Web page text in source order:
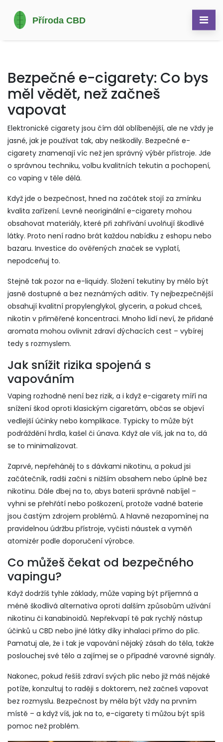
Bezpečné e-cigarety: Co bys
měl vědět, než začneš
vapovat
Elektronické cigarety jsou čím dál oblíbenější, ale ne vždy je
jasné, jak je používat tak, aby neškodily. Bezpečné e-
cigarety znamenají víc než jen správný výběr přístroje. Jde
o správnou techniku, volbu kvalitních tekutin a pochopení,
co vaping v těle dělá.
Když jde o bezpečnost, hned na začátek stojí za zmínku
kvalita zařízení. Levné neoriginální e-cigarety mohou
obsahovat materiály, které při zahřívání uvolňují škodlivé
látky. Proto není radno brát každou nabídku z eshopu nebo
bazaru. Investice do ověřených značek se vyplatí,
nepodceňuj to.
Stejně tak pozor na e-liquidy. Složení tekutiny by mělo být
jasně dostupné a bez neznámých aditiv. Ty nejbezpečnější
obsahují kvalitní propylenglykol, glycerin, a pokud chceš,
nikotin v přiměřené koncentraci. Mnoho lidí neví, že přidané
aromata mohou ovlivnit zdraví dýchacích cest – vybírej
tedy s rozmyslem.
Jak snížit rizika spojená s
vapováním
Vaping rozhodně není bez rizik, a i když e-cigarety míří na
snížení škod oproti klasickým cigaretám, občas se objeví
vedlejší účinky nebo komplikace. Typicky to může být
podráždění hrdla, kašel či únava. Když ale víš, jak na to, dá
se to minimalizovat.
Zaprvé, nepřeháněj to s dávkami nikotinu, a pokud jsi
začátečník, radši začni s nižším obsahem nebo úplně bez
nikotinu. Dále dbej na to, abys baterii správně nabíjel –
vyhni se přehřátí nebo poškození, protože vadné baterie
jsou častým zdrojem problémů. A hlavně nezapomínej na
pravidelnou údržbu přístroje, vyčisti náustek a vyměň
atomizér podle doporučení výrobce.
Co můžeš čekat od bezpečného
vapingu?
Když dodržíš tyhle základy, může vaping být příjemná a
méně škodlivá alternativa oproti dalším způsobům užívání
nikotinu či kanabinoidů. Nepřekvapí tě pak rychlý nástup
účinků u CBD nebo jiné látky díky inhalaci přímo do plic.
Pamatuj ale, že i tak je vapování nějaký zásah do těla, takže
poslouchej své tělo a zajímej se o případné varovné signály.
Nakonec, pokud řešíš zdraví svých plic nebo již máš nějaké
potíže, konzultuj to raději s doktorem, než začneš vapovat
bez rozmyslu. Bezpečnost by měla být vždy na prvním
místě – a když víš, jak na to, e-cigarety ti můžou být spíš
pomoc než problém.